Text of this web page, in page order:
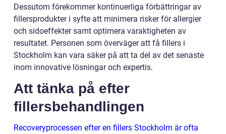
Dessutom förekommer kontinuerliga förbättringar av
fillersprodukter i syfte att minimera risker för allergier
och sidoeffekter samt optimera varaktigheten av
resultatet. Personen som överväger att få fillers i
Stockholm kan vara säker på att ta del av det senaste
inom innovative lösningar och expertis.
Att tänka på efter
fillersbehandlingen
Recoveryprocessen efter en fillers Stockholm är ofta